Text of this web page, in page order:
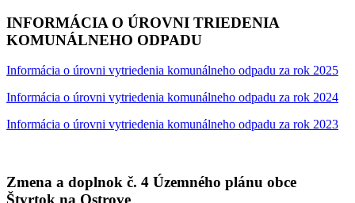
INFORMÁCIA O ÚROVNI TRIEDENIA
KOMUNÁLNEHO ODPADU
Informácia o úrovni vytriedenia komunálneho odpadu za rok 2025
Informácia o úrovni vytriedenia komunálneho odpadu za rok 2024
Informácia o úrovni vytriedenia komunálneho odpadu za rok 2023
Zmena a doplnok č. 4 Územného plánu obce
Štvrtok na Ostrove